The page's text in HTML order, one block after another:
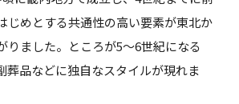
じめとする共通性の高い要素が東北か
りました。ところが5～6世紀になる
葬品などに独自なスタイルが現れま